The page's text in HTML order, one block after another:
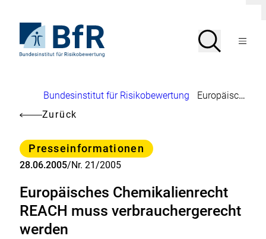
Seiteninhalt
springenStartseite
von
Suche
SucheMenü
Brotkrumennavigation
Bundesinstitut für Risikobewertung
Europäisches Chemikalienrecht REACH muss verbrauchergerecht werden
Zurück
Kategorie
Presseinformationen
28.06.2005/Nr. 21/2005
Europäisches Chemikalienrecht
REACH muss verbrauchergerecht
werden